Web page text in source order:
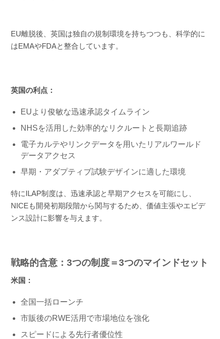
EU離脱後、英国は独自の規制環境を持ちつつも、科学的に
はEMAやFDAと整合しています。
英国の利点：
EUより俊敏な迅速承認タイムライン
NHSを活用した効率的なリクルートと長期追跡
電子カルテやリンクデータを用いたリアルワールド
データアクセス
早期・アダプティブ試験デザインに適した環境
特にILAP制度は、迅速承認と早期アクセスを可能にし、
NICEも開発初期段階から関与するため、価値主張やエビデ
ンス設計に影響を与えます。
戦略的含意：3つの制度＝3つのマインドセット
米国：
全国一括ローンチ
市販後のRWE活用で市場地位を強化
スピードによる先行者優位性